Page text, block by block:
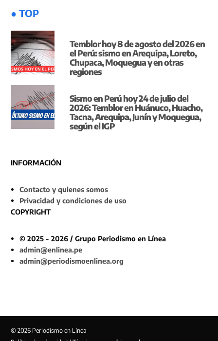
● TOP
Temblor hoy 8 de agosto del 2026 en
el Perú: sismo en Arequipa, Loreto,
Chupaca, Moquegua y en otras
regiones
Sismo en Perú hoy 24 de julio del
2026: Temblor en Huánuco, Huacho,
Tacna, Arequipa, Junín y Moquegua,
según el IGP
INFORMACIÓN
Contacto y quienes somos
Privacidad y condiciones de uso
COPYRIGHT
© 2025 - 2026 / Grupo Periodismo en Línea
admin@enlinea.pe
admin@periodismoenlinea.org
© 2026 Periodismo en Línea